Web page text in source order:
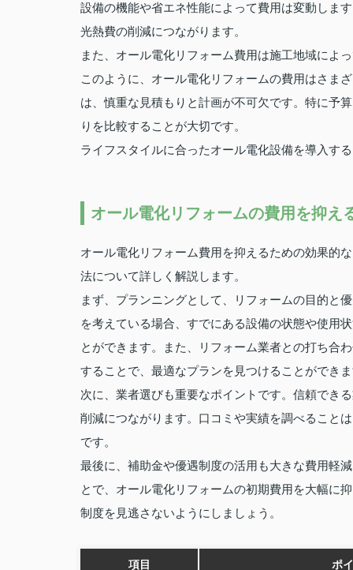
設備の機能や省エネ性能によって費用は変動しま
光熱費の削減につながります。
また、オール電化リフォーム費用は施工地域によ
このように、オール電化リフォームの費用はさま
は、慎重な見積もりと計画が不可欠です。特に予
りを比較することが大切です。
ライフスタイルに合ったオール電化設備を導入す
オール電化リフォームの費用を抑え
オール電化リフォーム費用を抑えるための効果的
法について詳しく解説します。
まず、プランニングとして、リフォームの目的と
を考えている場合、すでにある設備の状態や使用
とができます。また、リフォーム業者との打ち合
することで、最適なプランを見つけることができ
次に、業者選びも重要なポイントです。信頼でき
削減につながります。口コミや実績を調べること
です。
最後に、補助金や優遇制度の活用も大きな費用軽
とで、オール電化リフォームの初期費用を大幅に
制度を見逃さないようにしましょう。
項目 ポ